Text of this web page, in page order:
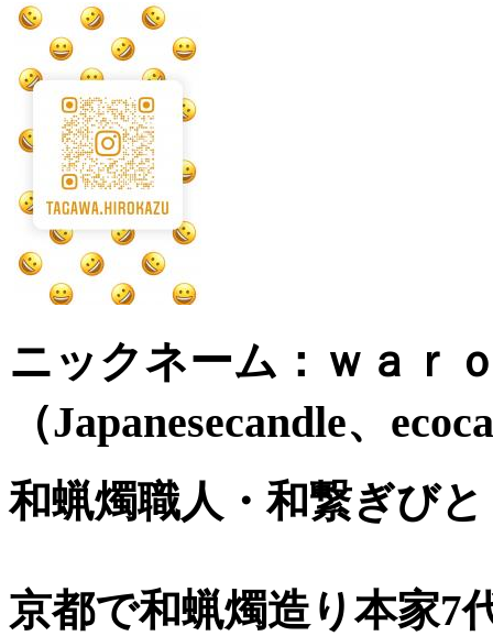
ニックネーム：ｗａｒ
（Japanesecandle、
和蝋燭職人・和繋ぎびと
京都で和蝋燭造り本家7